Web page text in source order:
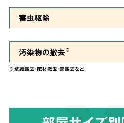
私たちは、
ご依頼者様の
いで誠心誠意を尽くして
す。
染みついたあ
害虫駆除
汚染物の撤去※
※壁紙撤去・床材撤去・畳撤去など